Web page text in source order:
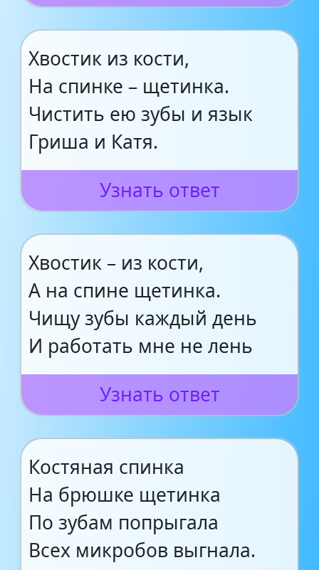
Хвостик из кости,
На спинке – щетинка.
Чистить ею зубы и язык
Гриша и Катя.
Узнать ответ
Хвостик – из кости,
А на спине щетинка.
Чищу зубы каждый день
И работать мне не лень
Узнать ответ
Костяная спинка
На брюшке щетинка
По зубам попрыгала
Всех микробов выгнала.